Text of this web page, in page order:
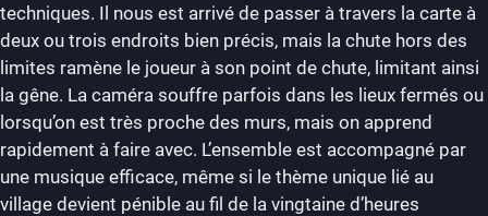
techniques. Il nous est arrivé de passer à travers la carte à
deux ou trois endroits bien précis, mais la chute hors des
limites ramène le joueur à son point de chute, limitant ainsi
la gêne. La caméra souffre parfois dans les lieux fermés ou
lorsqu’on est très proche des murs, mais on apprend
rapidement à faire avec. L’ensemble est accompagné par
une musique efficace, même si le thème unique lié au
village devient pénible au fil de la vingtaine d’heures